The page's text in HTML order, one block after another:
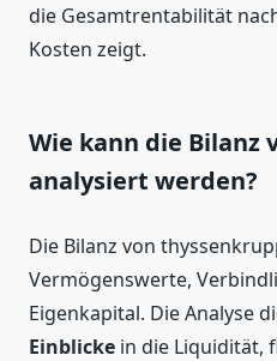
die Gesamtrentabilität
Kosten zeigt.
Wie kann die Bilanz
analysiert werden?
Die Bilanz von
Vermögenswerte,
Eigenkapital. Die Analyse
Einblicke in die Liquidität,